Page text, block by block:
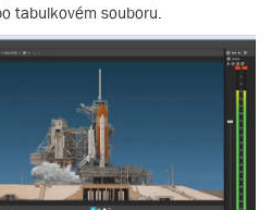
tabulkovém souboru.